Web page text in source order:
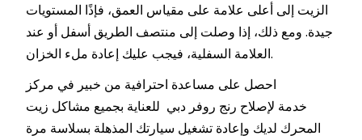
الزيت إلى أعلى علامة على مقياس العمق، فإذًا المستويات
جيدة. ومع ذلك، إذا وصلت إلى منتصف الطريق أسفل أو عند
العلامة السفلية، فيجب عليك إعادة ملء الخزان.
احصل على مساعدة احترافية من خبير في مركز
خدمة لإصلاح رنج روفر دبي للعناية بجميع مشاكل زيت
المحرك لديك وإعادة تشغيل سيارتك المذهلة بسلاسة مرة